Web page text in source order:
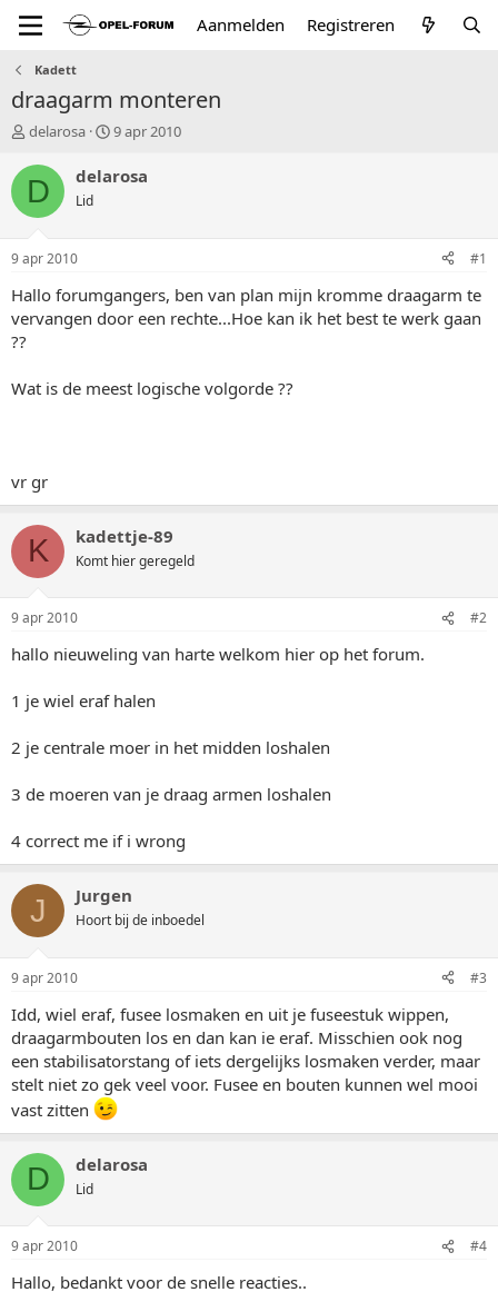
Aanmelden Registreren
Kadett
draagarm monteren
T
p
a
r
e
delarosa
S
a
u
9 apr 2010
D delarosa
Lid
9 apr 2010 #1
Hallo forumgangers, ben van plan mijn kromme draagarm te
vervangen door een rechte...Hoe kan ik het best te werk gaan
??
Wat is de meest logische volgorde ??
vr gr
K kadettje-89
Komt hier geregeld
9 apr 2010 #2
hallo nieuweling van harte welkom hier op het forum.
1 je wiel eraf halen
2 je centrale moer in het midden loshalen
3 de moeren van je draag armen loshalen
4 correct me if i wrong
J Jurgen
Hoort bij de inboedel
9 apr 2010 #3
Idd, wiel eraf, fusee losmaken en uit je fuseestuk wippen,
draagarmbouten los en dan kan ie eraf. Misschien ook nog
een stabilisatorstang of iets dergelijks losmaken verder, maar
stelt niet zo gek veel voor. Fusee en bouten kunnen wel mooi
vast zitten
D delarosa
Lid
9 apr 2010 #4
Hallo, bedankt voor de snelle reacties..